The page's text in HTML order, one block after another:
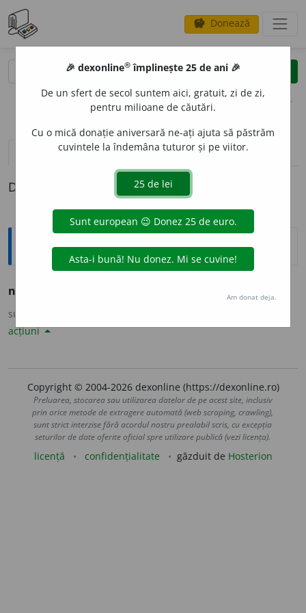
savings Donează
clear
opțiuni
definiții (1) pronunțievolume_up (2)
Definiția cu ID-ul 802757:
Explicative DEX
nesuferit
sursa:
acțiuni
Copyright © 2004-2026 dexonline (https://dexonline.ro)
Preluarea, stocarea sau utilizarea datelor de pe acest site, inclusiv
prin orice metode de extragere automată (web scraping, crawling),
sunt strict interzise fără acordul nostru prealabil scris, cu excepția
seturilor de date oferite oficial spre utilizare publică (vezi licența).
licență confidențialitate găzduit de Hosterion
🎉 dexonline® împlinește 25 de ani 🎉
De un sfert de secol suntem aici, gratuit, zi de zi,
pentru milioane de căutări.
Cu o mică donație aniversară ne-ați ajuta să păstrăm
cuvintele la îndemâna tuturor și pe viitor.
Am donat deja.